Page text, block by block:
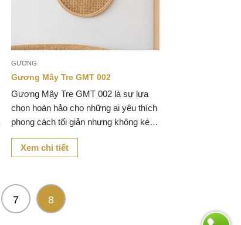
GƯƠNG
Gương Mây Tre GMT 002
Gương Mây Tre GMT 002 là sự lựa
chọn hoàn hảo cho những ai yêu thích
phong cách tối giản nhưng không kém
phần tinh tế.
Xem chi tiết
7 8